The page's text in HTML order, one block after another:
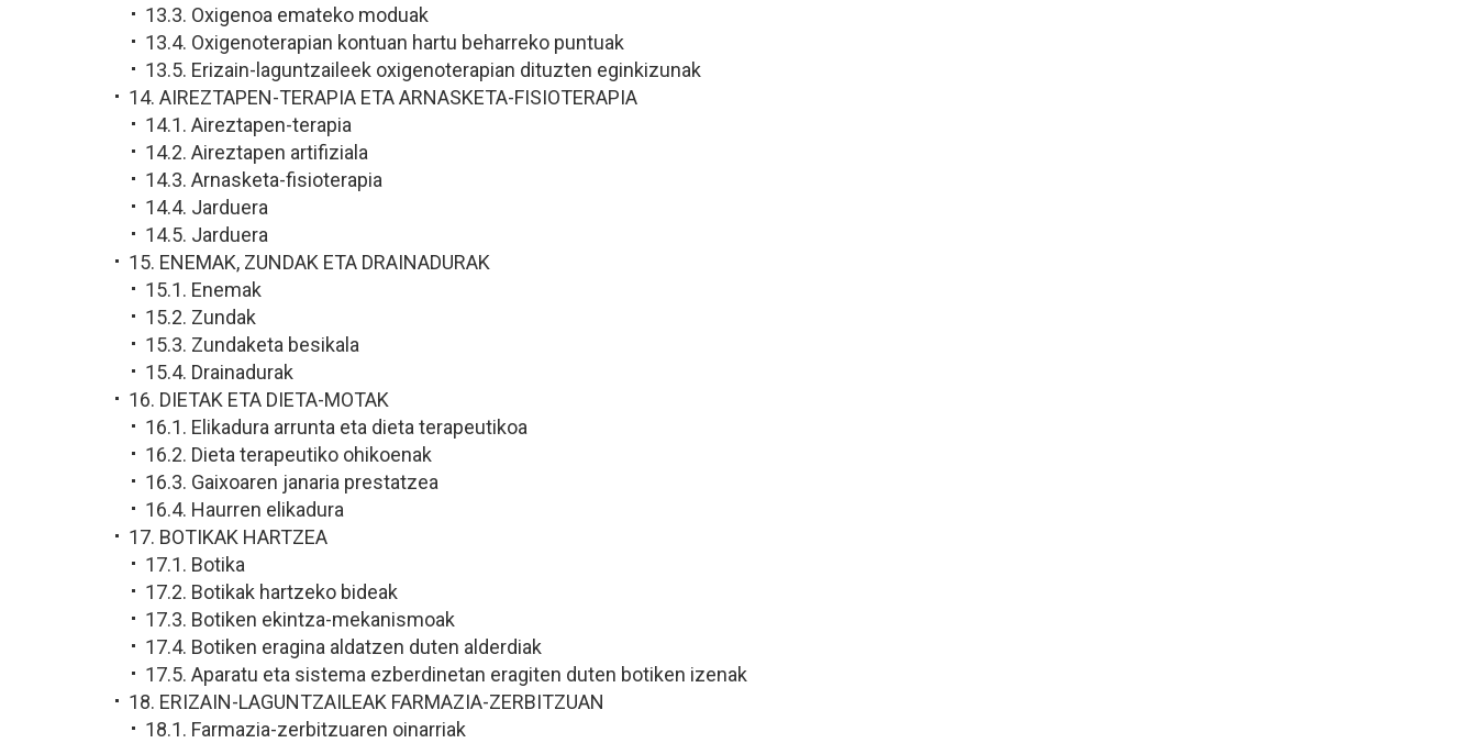
13.3. Oxigenoa emateko moduak
13.4. Oxigenoterapian kontuan hartu beharreko puntuak
13.5. Erizain-laguntzaileek oxigenoterapian dituzten eginkizunak
14. AIREZTAPEN-TERAPIA ETA ARNASKETA-FISIOTERAPIA
14.1. Aireztapen-terapia
14.2. Aireztapen artifiziala
14.3. Arnasketa-fisioterapia
14.4. Jarduera
14.5. Jarduera
15. ENEMAK, ZUNDAK ETA DRAINADURAK
15.1. Enemak
15.2. Zundak
15.3. Zundaketa besikala
15.4. Drainadurak
16. DIETAK ETA DIETA-MOTAK
16.1. Elikadura arrunta eta dieta terapeutikoa
16.2. Dieta terapeutiko ohikoenak
16.3. Gaixoaren janaria prestatzea
16.4. Haurren elikadura
17. BOTIKAK HARTZEA
17.1. Botika
17.2. Botikak hartzeko bideak
17.3. Botiken ekintza-mekanismoak
17.4. Botiken eragina aldatzen duten alderdiak
17.5. Aparatu eta sistema ezberdinetan eragiten duten botiken izenak
18. ERIZAIN-LAGUNTZAILEAK FARMAZIA-ZERBITZUAN
18.1. Farmazia-zerbitzuaren oinarriak